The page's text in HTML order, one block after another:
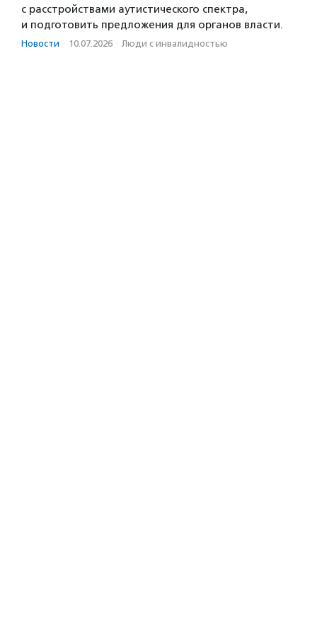
с расстройствами аутистического спектра,
и подготовить предложения для органов власти.
Новости · 10.07.2026 · Люди с инвалидностью